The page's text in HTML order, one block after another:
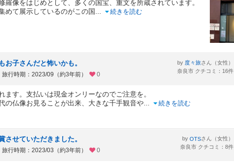
羅像をはじめとして、多くの国宝、重文を所蔵されています。
めて展示しているのがこの国
続きを読む
お子さんだと怖いかも。
旅行時期：2023/09（約3年前） 0
by 度々旅さん（女性）
奈良市 クチコミ：16件
ます。支払いは現金オンリーなのでご注意を。
の仏像お見ることが出来、大きな千手観音や
続きを読む
させていただきました。
旅行時期：2023/03（約3年前） 0
by OTSさん（女性）
奈良市 クチコミ：8件